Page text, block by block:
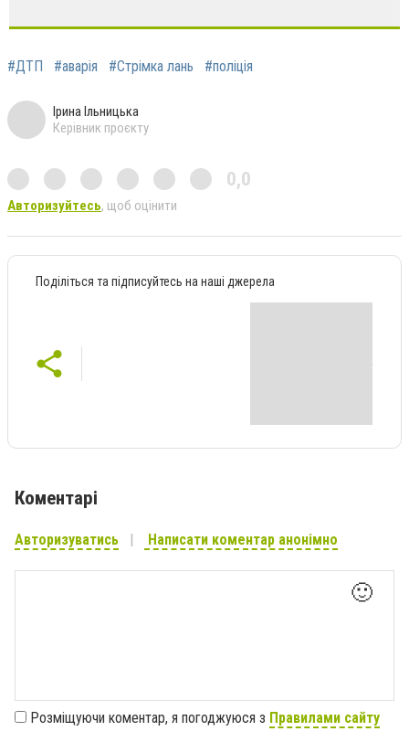
#ДТП #аварія #Стрімка лань #поліція
Ірина Ільницька
Керівник проєкту
0,0
Авторизуйтесь, щоб оцінити
Поділіться та підписуйтесь на наші джерела
Коментарі
Авторизуватись Написати коментар анонімно
🙂
Розміщуючи коментар, я погоджуюся з Правилами сайту